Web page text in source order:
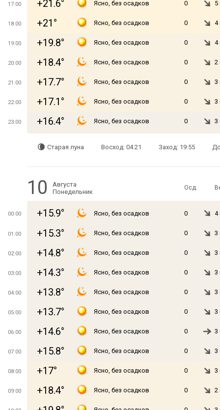
17:00 +21.6° Ясно, без осадков 0 5
18:00 +21° Ясно, без осадков 0 4
19:00 +19.8° Ясно, без осадков 0 4
20:00 +18.4° Ясно, без осадков 0 2
21:00 +17.7° Ясно, без осадков 0 3
22:00 +17.1° Ясно, без осадков 0 3
23:00 +16.4° Ясно, без осадков 0 3
Старая луна Восход: 04:21 Заход: 19:55
10
Августа
Понедельник
Осд.
00:00 +15.9° Ясно, без осадков 0 4
01:00 +15.3° Ясно, без осадков 0 3
02:00 +14.8° Ясно, без осадков 0 3
03:00 +14.3° Ясно, без осадков 0 3
04:00 +13.8° Ясно, без осадков 0 3
05:00 +13.7° Ясно, без осадков 0 3
06:00 +14.6° Ясно, без осадков 0 3
07:00 +15.8° Ясно, без осадков 0 3
08:00 +17° Ясно, без осадков 0 3
09:00 +18.4° Ясно, без осадков 0 2